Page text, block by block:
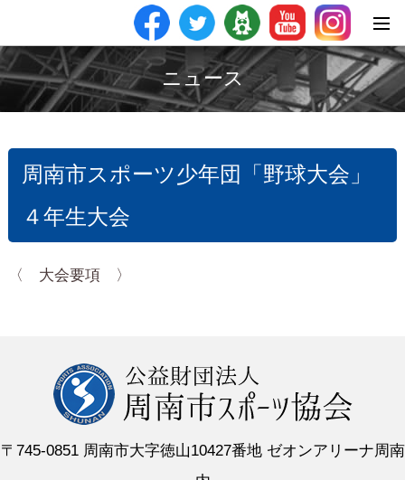
ニュース
周南市スポーツ少年団「野球大会」
４年生大会
〈 大会要項 〉
〒745-0851 周南市大字徳山10427番地 ゼオンアリーナ周南